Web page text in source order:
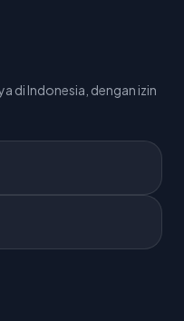
di Indonesia, dengan izin